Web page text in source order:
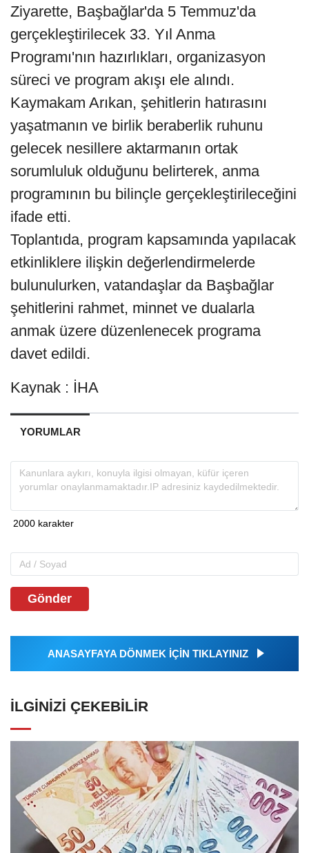
Ziyarette, Başbağlar'da 5 Temmuz'da
gerçekleştirilecek 33. Yıl Anma
Programı'nın hazırlıkları, organizasyon
süreci ve program akışı ele alındı.
Kaymakam Arıkan, şehitlerin hatırasını
yaşatmanın ve birlik beraberlik ruhunu
gelecek nesillere aktarmanın ortak
sorumluluk olduğunu belirterek, anma
programının bu bilinçle gerçekleştirileceğini
ifade etti.
Toplantıda, program kapsamında yapılacak
etkinliklere ilişkin değerlendirmelerde
bulunulurken, vatandaşlar da Başbağlar
şehitlerini rahmet, minnet ve dualarla
anmak üzere düzenlenecek programa
davet edildi.
Kaynak : İHA
YORUMLAR
Gönder
ANASAYFAYA DÖNMEK İÇİN TIKLAYINIZ
İLGINIZI ÇEKEBILIR